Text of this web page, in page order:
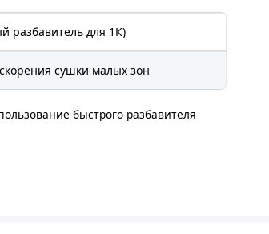
разбавитель для 1К)
сушки малых зон
быстрого разбавителя